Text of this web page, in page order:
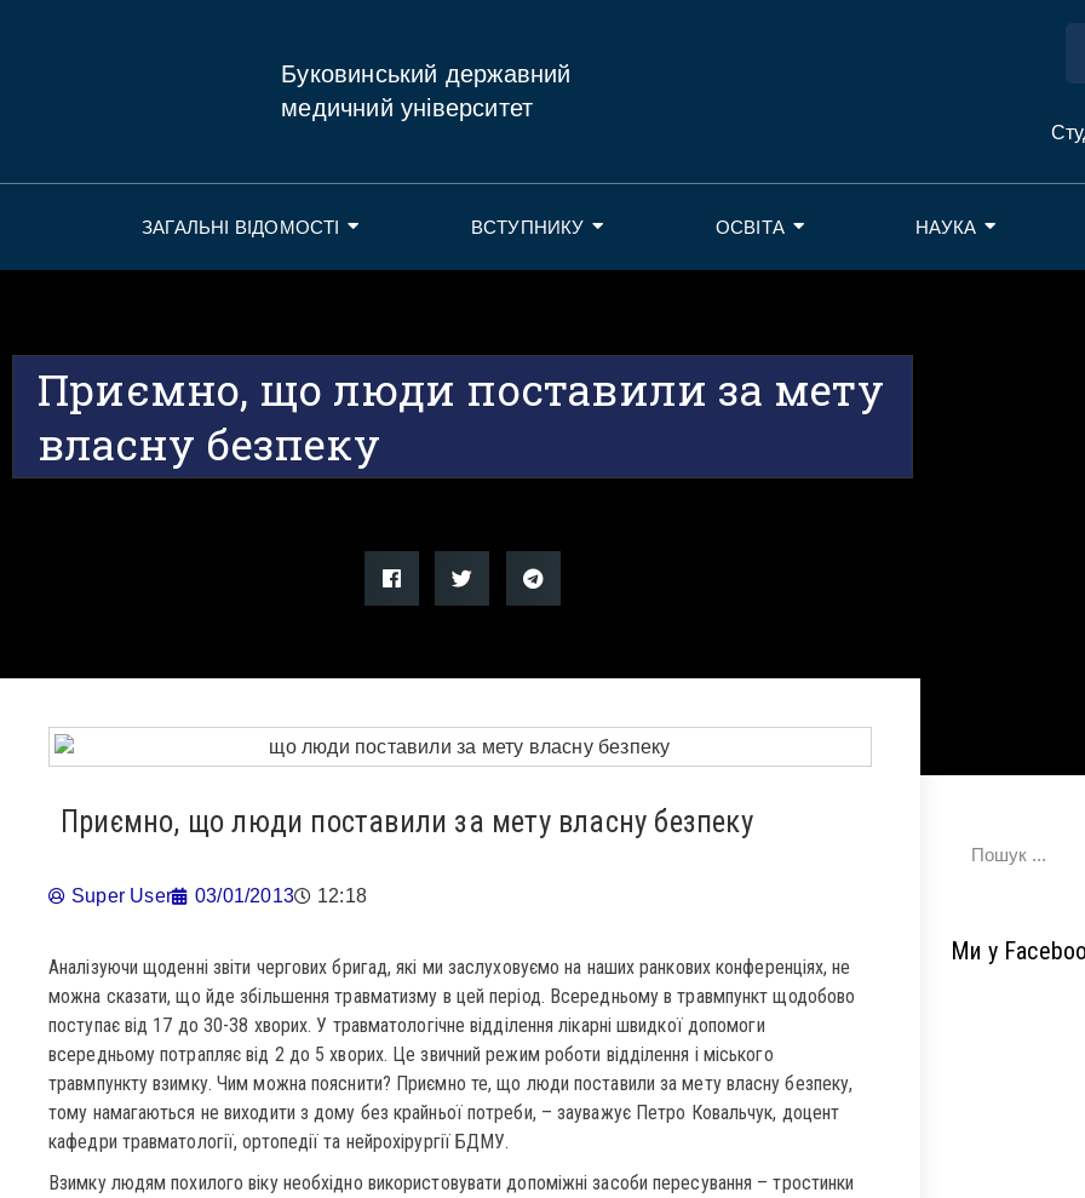
Буковинський державний
медичний університет
ЗАГАЛЬНІ ВІДОМОСТІ ВСТУПНИКУ ОСВІТА НАУКА
Приємно, що люди поставили за мету
власну безпеку
Приємно, що люди поставили за мету власну безпеку
Super User 03/01/2013 12:18
Аналізуючи щоденні звіти чергових бригад, які ми заслуховуємо на наших ранкових конференціях, не
можна сказати, що йде збільшення травматизму в цей період. Всередньому в травмпункт щодобово
поступає від 17 до 30-38 хворих. У травматологічне відділення лікарні швидкої допомоги
всередньому потрапляє від 2 до 5 хворих. Це звичний режим роботи відділення і міського
травмпункту взимку. Чим можна пояснити? Приємно те, що люди поставили за мету власну безпеку,
тому намагаються не виходити з дому без крайньої потреби, – зауважує Петро Ковальчук, доцент
кафедри травматології, ортопедії та нейрохірургії БДМУ.
Взимку людям похилого віку необхідно використовувати допоміжні засоби пересування – тростинки
Ми у